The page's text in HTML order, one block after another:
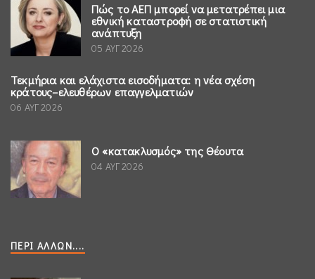
Πώς το ΑΕΠ μπορεί να μετατρέπει μια
εθνική καταστροφή σε στατιστική
ανάπτυξη
05 ΑΥΓ 2026
Τεκμήρια και ελάχιστα εισοδήματα: η νέα σχέση
κράτους–ελευθέρων επαγγελματιών
06 ΑΥΓ 2026
Ο «κατακλυσμός» της Θέουτα
04 ΑΥΓ 2026
ΠΕΡΊ ΆΛΛΩΝ....